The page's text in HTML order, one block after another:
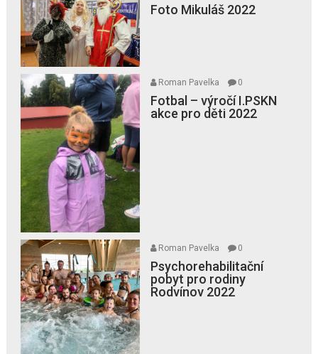
Foto Mikuláš 2022
Roman Pavelka 0
Fotbal – výročí I.PSKN
akce pro děti 2022
Roman Pavelka 0
Psychorehabilitační
pobyt pro rodiny
Rodvínov 2022